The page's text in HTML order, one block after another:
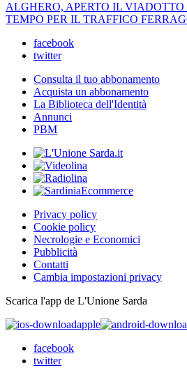
ALGHERO, APERTO IL
TEMPO PER IL TRAFFICO
facebook
twitter
Consulta il tuo abbonamento
Acquista un abbonamento
La Biblioteca dell'Identità
Annunci
PBM
Privacy policy
Cookie policy
Necrologie e Economici
Pubblicità
Contatti
Cambia impostazioni privacy
Scarica l'app de L'Unione Sarda
apple
facebook
twitter